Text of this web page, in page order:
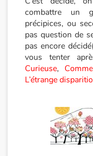
Princesses et princes,
Ogres, monstres et
Héroïnes et héros
Voyage, épopée,
combattre un
précipices, ou
pas question de
pas encore
vous tenter
Curieuse,
L’étrange